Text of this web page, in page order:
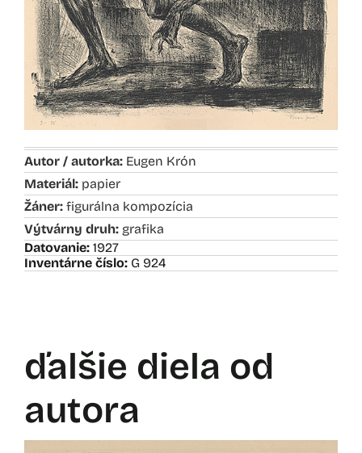
Autor / autorka: Eugen Krón
Materiál: papier
Žáner: figurálna kompozícia
Výtvárny druh: grafika
Datovanie: 1927
Inventárne číslo: G 924
ďalšie diela od
autora